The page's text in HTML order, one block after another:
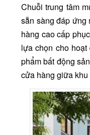
Chuỗi trung tâm
sẵn sàng đáp ứng
hàng cao cấp
lựa chọn cho
phẩm bất động
cửa hàng giữa khu